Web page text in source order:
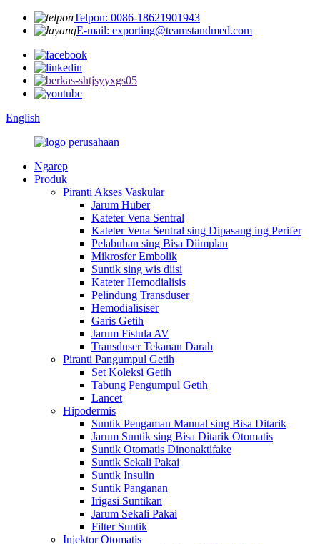
Telpon: 0086-18621901943
E-mail: exporting@teamstandmed.com
English
Ngarep
Produk
Piranti Akses Vaskular
Jarum Huber
Kateter Vena Sentral
Kateter Vena Sentral sing Dipasang ing Perifer
Pelabuhan sing Bisa Diimplan
Mikrosfer Embolik
Suntik sing wis diisi
Kateter Hemodialisis
Pelindung Transduser
Hemodialisiser
Garis Getih
Jarum Fistula AV
Transduser Tekanan Darah
Piranti Pangumpul Getih
Set Koleksi Getih
Tabung Pengumpul Getih
Lancet
Hipodermis
Suntik Pengaman Manual sing Bisa Ditarik
Jarum Suntik sing Bisa Ditarik Otomatis
Suntik Otomatis Dinonaktifake
Suntik Sekali Pakai
Suntik Insulin
Suntik Panganan
Irigasi Suntikan
Jarum Sekali Pakai
Filter Suntik
Injektor Otomatis